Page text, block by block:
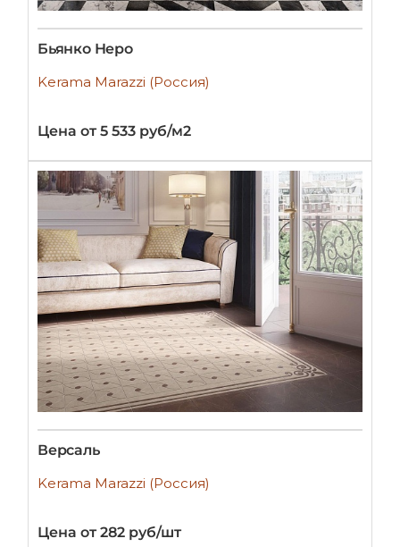
Бьянко Неро
Kerama Marazzi (Россия)
Цена от 5 533 руб/м2
Версаль
Kerama Marazzi (Россия)
Цена от 282 руб/шт